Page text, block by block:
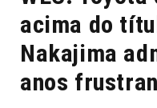
acima do
Nakajima
anos